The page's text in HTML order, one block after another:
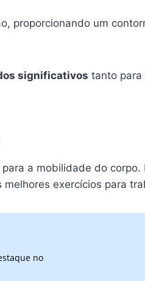
proporcionando um
significativos tanto para
a mobilidade do corpo.
exercícios para
no